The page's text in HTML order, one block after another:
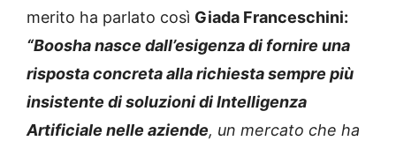
merito ha parlato così Giada Franceschini:
“Boosha nasce dall’esigenza di fornire una
risposta concreta alla richiesta sempre più
insistente di soluzioni di Intelligenza
Artificiale nelle aziende, un mercato che ha